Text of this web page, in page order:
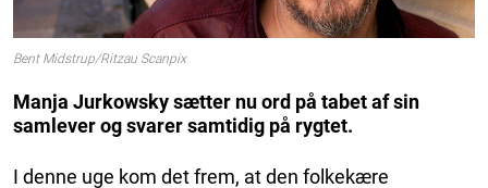
Bent Midstrup/Ritzau Scanpix
Manja Jurkowsky sætter nu ord på tabet af sin
samlever og svarer samtidig på rygtet.
I denne uge kom det frem, at den folkekære